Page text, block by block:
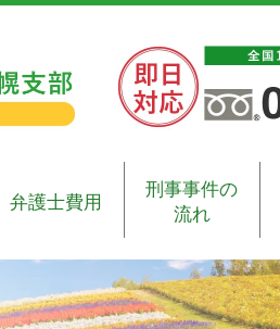
弁護士費用
刑事事件の
流れ